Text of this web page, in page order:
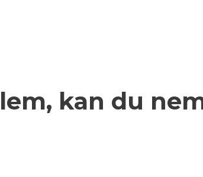
kan du